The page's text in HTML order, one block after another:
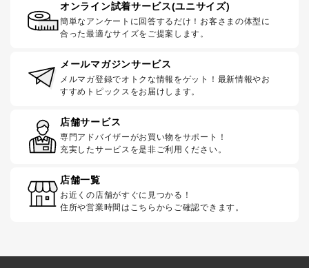
オンライン試着サービス(ユニサイズ)
簡単なアンケートに回答するだけ！お客さまの体型に
合った最適なサイズをご提案します。
メールマガジンサービス
メルマガ登録でオトクな情報をゲット！最新情報やお
すすめトピックスをお届けします。
店舗サービス
専門アドバイザーがお買い物をサポート！
充実したサービスを是非ご利用ください。
店舗一覧
お近くの店舗がすぐに見つかる！
住所や営業時間はこちらからご確認できます。